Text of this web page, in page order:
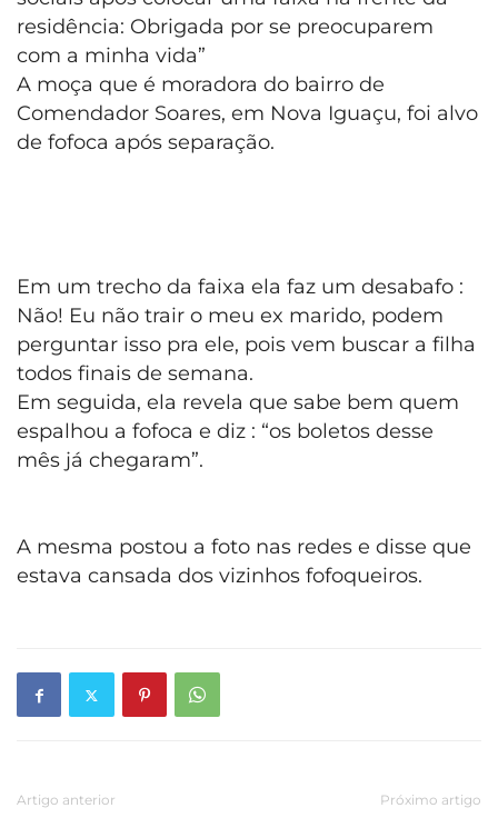
residência: Obrigada por se preocuparem
com a minha vida”
A moça que é moradora do bairro de
Comendador Soares, em Nova Iguaçu, foi alvo
de fofoca após separação.
Em um trecho da faixa ela faz um desabafo :
Não! Eu não trair o meu ex marido, podem
perguntar isso pra ele, pois vem buscar a filha
todos finais de semana.
Em seguida, ela revela que sabe bem quem
espalhou a fofoca e diz : “os boletos desse
mês já chegaram”.
A mesma postou a foto nas redes e disse que
estava cansada dos vizinhos fofoqueiros.
Artigo anterior Próximo artigo